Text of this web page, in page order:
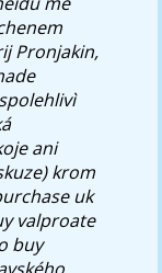
Pronjakin,
ani
krom
uk
valproate
buy